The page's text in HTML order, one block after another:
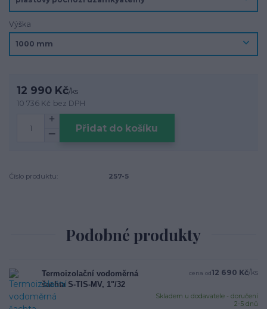
Výška
12 990 Kč/ks
10 736 Kč bez DPH
Přidat do košíku
Číslo produktu: 257-5
Podobné produkty
Termoizolační vodoměrná
šachta S-TIS-MV, 1"/32
cena od12 690 Kč/ks
Skladem u dodavatele - doručení
2-5 dnů